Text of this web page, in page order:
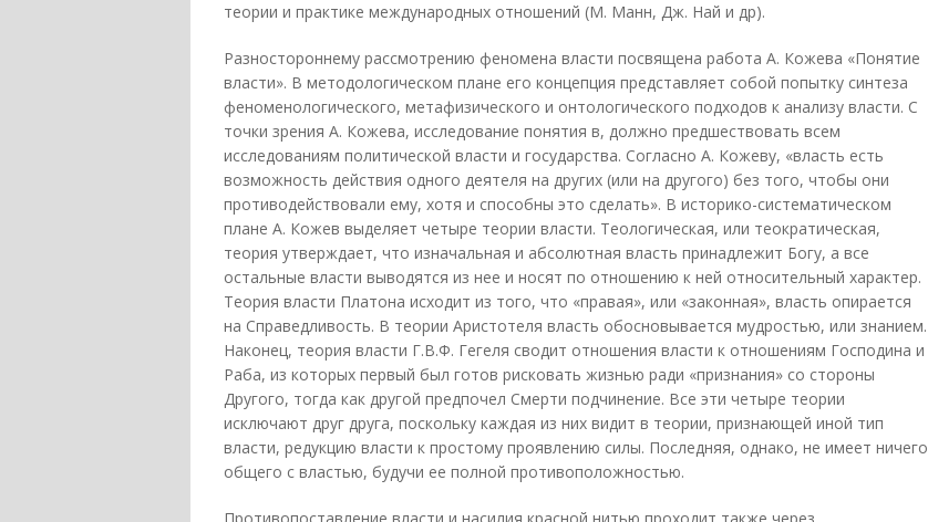
теории и практике международных отношений (М. Манн, Дж. Най и др).
Разностороннему рассмотрению феномена власти посвящена работа А. Кожева «Понятие
власти». В методологическом плане его концепция представляет собой попытку синтеза
феноменологического, метафизического и онтологического подходов к анализу власти. С
точки зрения А. Кожева, исследование понятия в, должно предшествовать всем
исследованиям политической власти и государства. Согласно А. Кожеву, «власть есть
возможность действия одного деятеля на других (или на другого) без того, чтобы они
противодействовали ему, хотя и способны это сделать». В историко-систематическом
плане А. Кожев выделяет четыре теории власти. Теологическая, или теократическая,
теория утверждает, что изначальная и абсолютная власть принадлежит Богу, а все
остальные власти выводятся из нее и носят по отношению к ней относительный характер.
Теория власти Платона исходит из того, что «правая», или «законная», власть опирается
на Справедливость. В теории Аристотеля власть обосновывается мудростью, или знанием.
Наконец, теория власти Г.В.Ф. Гегеля сводит отношения власти к отношениям Господина и
Раба, из которых первый был готов рисковать жизнью ради «признания» со стороны
Другого, тогда как другой предпочел Смерти подчинение. Все эти четыре теории
исключают друг друга, поскольку каждая из них видит в теории, признающей иной тип
власти, редукцию власти к простому проявлению силы. Последняя, однако, не имеет ничего
общего с властью, будучи ее полной противоположностью.